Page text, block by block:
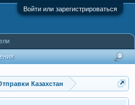
Войти или зарегистрироваться
Казахстан